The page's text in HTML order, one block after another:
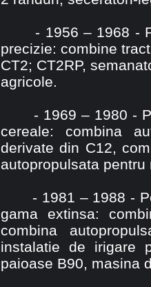
- 1956 – 1968 -
precizie: combine
CT2; CT2RP,
agricole.
- 1969 – 1980 -
cereale: combina
derivate din C12,
autopropulsata
- 1981 – 1988 -
gama extinsa:
combina
instalatie de irigare
paioase B90, masina